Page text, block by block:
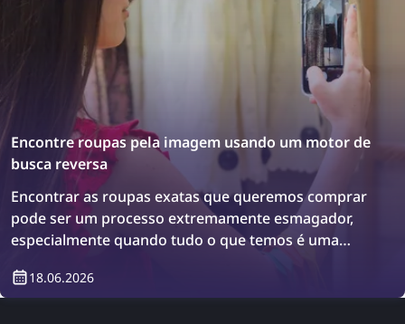
Encontre roupas pela imagem usando um motor de
busca reversa
Encontrar as roupas exatas que queremos comprar
pode ser um processo extremamente esmagador,
especialmente quando tudo o que temos é uma
motores de busca reversa! Descubra como
18.06.2026